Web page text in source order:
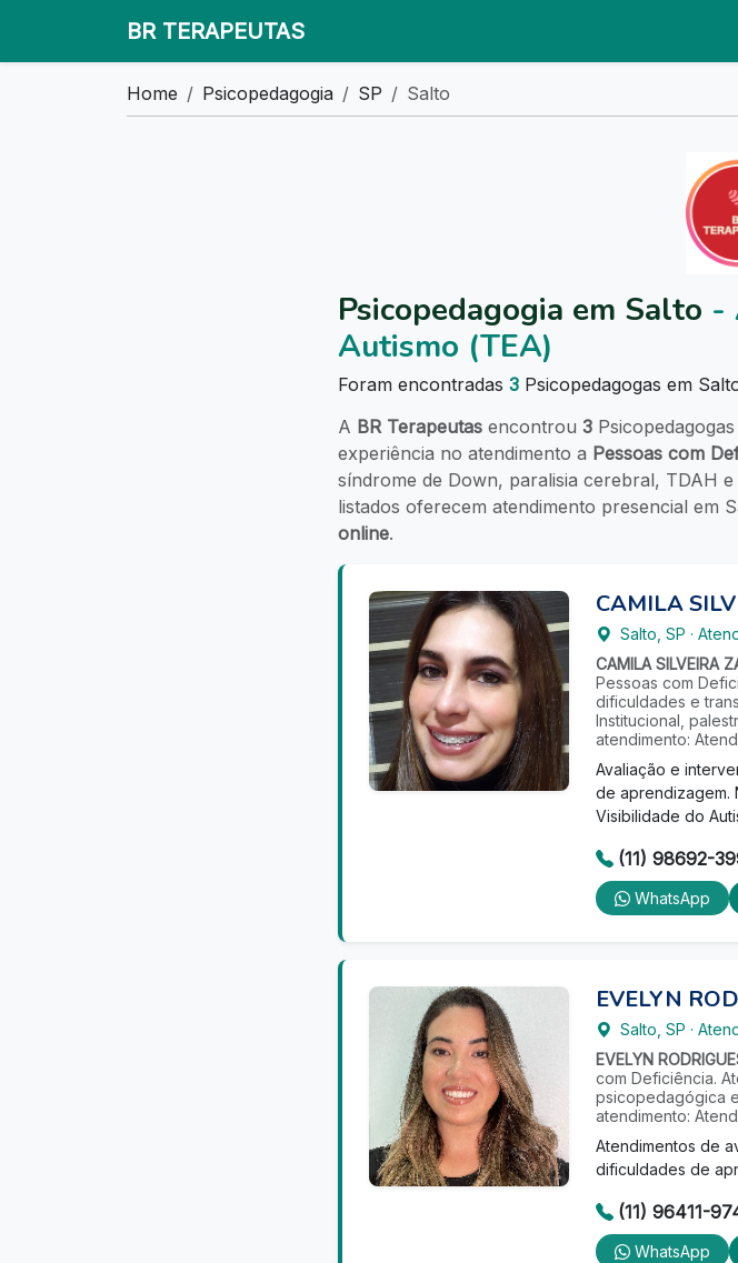
BR TERAPEUTAS
Home Psicopedagogia SP Salto
Psicopedagogia em Salto -
Autismo (TEA)
Foram encontradas 3 Psicopedagogas em
A BR Terapeutas encontrou 3
experiência no atendimento a Pessoas com
síndrome de Down, paralisia cerebral, TDAH
listados oferecem atendimento presencial em
online.
CAMILA
Salto SP ·
CAMILA SILVEIRA
Pessoas com
dificuldades e
Institucional,
atendimento:
Avaliação e
de aprendizagem.
Visibilidade do
(11) 98692-
WhatsApp
EVELYN
Salto SP ·
EVELYN
com Deficiência.
psicopedagógica
atendimento:
Atendimentos de
dificuldades de
(11) 96411-
WhatsApp